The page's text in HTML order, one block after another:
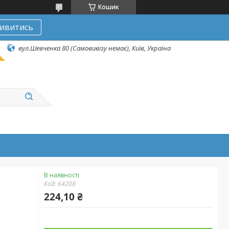
Кошик
вул.Шевченка 80 (Самовивізу немає), Київ, Україна
В наявності
Код: 64208
224,10 ₴